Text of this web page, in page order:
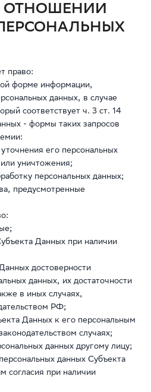
ОТНОШЕНИИ
право:
форме информации,
данных, в случае
соответствует ч. 3 ст. 14
- формы таких запросов
его персональных
уничтожения;
персональных данных;
предусмотренные
Данных при наличии
достоверности
данных, их достаточности
в иных случаях,
РФ;
Данных к его персональным
случаях;
данных другому лицу;
данных Субъекта
согласия при наличии